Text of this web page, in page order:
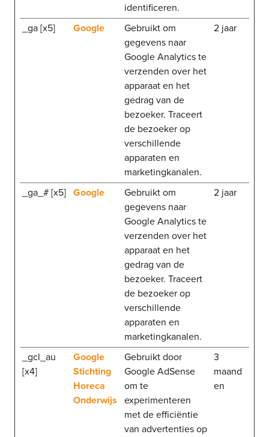
identificeren.
_ga [x5] Google
Gebruikt om
gegevens naar
Google Analytics te
verzenden over het
apparaat en het
gedrag van de
bezoeker. Traceert
de bezoeker op
verschillende
apparaten en
marketingkanalen.
2 jaar
_ga_# [x5] Google
Gebruikt om
gegevens naar
Google Analytics te
verzenden over het
apparaat en het
gedrag van de
bezoeker. Traceert
de bezoeker op
verschillende
apparaten en
marketingkanalen.
2 jaar
_gcl_au
[x4]
Google
Stichting
Horeca
Onderwijs
Gebruikt door
Google AdSense
om te
experimenteren
met de efficiëntie
van advertenties op
3
maand
en